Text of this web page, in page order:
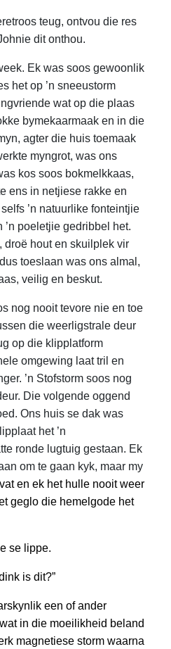
teug, ontvou die res
dit onthou.
Ek was soos gewoonlik
het op ’n sneeustorm
wat op die plaas
bymekaarmaak en in die
agter die huis toemaak
myngrot, was ons
kos soos bokmelkkaas,
ens in netjiese rakke en
’n natuurlike fonteintjie
poeletjie gedribbel het.
droë hout en skuilplek vir
toeslaan was ons almal,
veilig en beskut.
nog nooit tevore nie en toe
die weerligstrale deur
op die klipplatform
omgewing laat tril en
’n Stofstorm soos nog
Die volgende oggend
Ons huis se dak was
het ’n
ronde lugtuig gestaan. Ek
om te gaan kyk, maar my
en ek het hulle nooit weer
geglo die hemelgode het
se lippe.
is dit?”
een of ander
in die moeilikheid beland
magnetiese storm waarna